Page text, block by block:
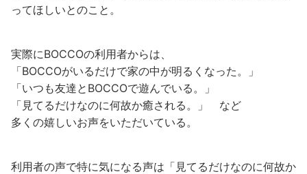
ってほしいとのこと。
実際にBOCCOの利用者からは、
「BOCCOがいるだけで家の中が明るくなった。」
「いつも友達とBOCCOで遊んでいる。」
「見てるだけなのに何故か癒される。」 など
多くの嬉しいお声をいただいている。
利用者の声で特に気になる声は「見てるだけなのに何故か